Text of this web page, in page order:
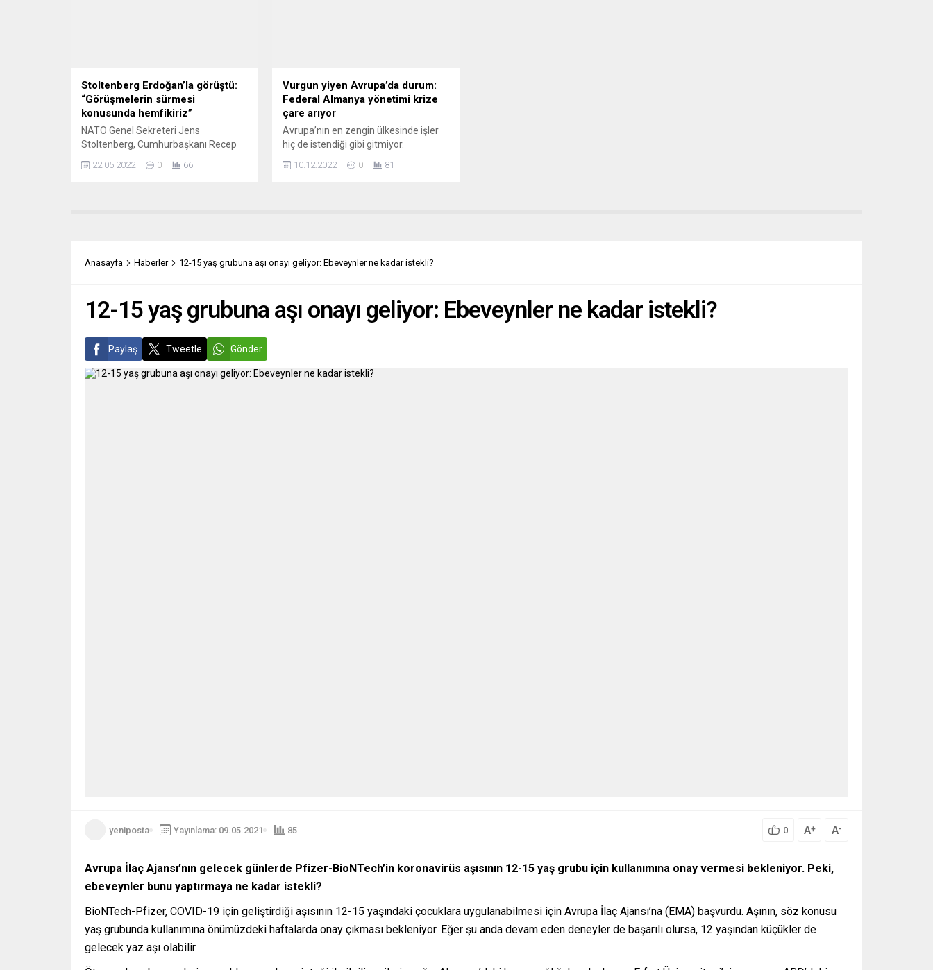
Stoltenberg Erdoğan’la görüştü:
“Görüşmelerin sürmesi
konusunda hemfikiriz”
NATO Genel Sekreteri Jens
Stoltenberg, Cumhurbaşkanı Recep
İsveç’in adaylık başvurusunu
yaptı. Türkiye’nin değerli bir müttefik
açık kapı...
22.05.2022 0 66
Vurgun yiyen Avrupa’da durum:
Federal Almanya yönetimi krize
çare arıyor
Avrupa’nın en zengin ülkesinde işler
hiç de istendiği gibi gitmiyor.
haller alıyor. Avrupa’nın “zengin
yaşandığına, ana akım medya da yer
10.12.2022 0 81
Anasayfa Haberler 12-15 yaş grubuna aşı onayı geliyor: Ebeveynler ne kadar istekli?
12-15 yaş grubuna aşı onayı geliyor: Ebeveynler ne kadar istekli?
Paylaş Tweetle Gönder
yeniposta Yayınlama: 09.05.2021 85 0 A+ A-
Avrupa İlaç Ajansı’nın gelecek günlerde Pfizer-BioNTech’in koronavirüs aşısının 12-15 yaş grubu için kullanımına onay vermesi bekleniyor. Peki,
ebeveynler bunu yaptırmaya ne kadar istekli?
BioNTech-Pfizer, COVID-19 için geliştirdiği aşısının 12-15 yaşındaki çocuklara uygulanabilmesi için Avrupa İlaç Ajansı’na (EMA) başvurdu. Aşının, söz konusu
yaş grubunda kullanımına önümüzdeki haftalarda onay çıkması bekleniyor. Eğer şu anda devam eden deneyler de başarılı olursa, 12 yaşından küçükler de
gelecek yaz aşı olabilir.